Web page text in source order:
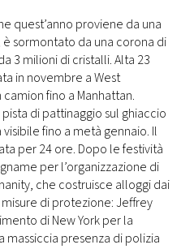
quest’anno proviene da una
sormontato da una corona di
3 milioni di cristalli. Alta 23
in novembre a West
fino a Manhattan.
di pattinaggio sul ghiaccio
fino a metà gennaio. Il
per 24 ore. Dopo le festività
per l’organizzazione di
che costruisce alloggi dai
di protezione:Jeffrey
di New York per la
massiccia presenza di polizia